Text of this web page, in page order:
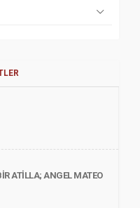
ATİLLA; ANGEL MATEO